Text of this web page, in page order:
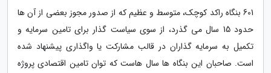
601 بنگاه راکد کوچک، متوسط و عظیم که از صدور مجوز بعضی از آن ها
حدود 15 سال می گذرد، از سوی سیاست گذار برای تامین سرمایه و
تکمیل به سرمایه گذاران در قالب مشارکت یا واگذاری پیشنهاد شده
است. صاحبان این بنگاه ها سال هاست که توان تامین اقتصادی پروژه